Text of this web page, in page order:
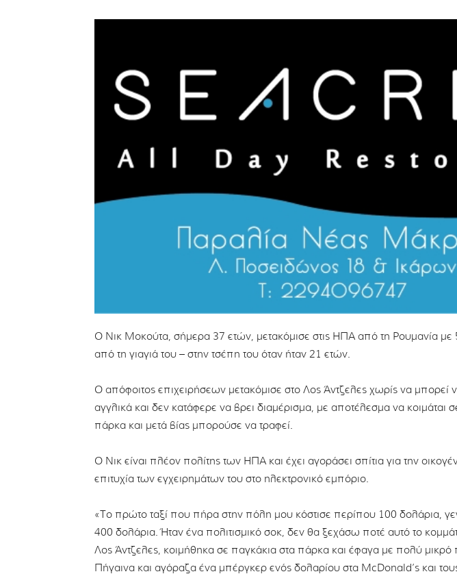
Ο Νικ Μοκούτα, σήμερα 37 ετών, μετακόμισε στις ΗΠΑ από τη Ρουμανία
από τη γιαγιά του – στην τσέπη του όταν ήταν 21 ετών.
Ο απόφοιτος επιχειρήσεων μετακόμισε στο Λος Άντζελες χωρίς να μπορεί
αγγλικά και δεν κατάφερε να βρει διαμέρισμα, με αποτέλεσμα να κοιμάται
πάρκα και μετά βίας μπορούσε να τραφεί.
Ο Νικ είναι πλέον πολίτης των ΗΠΑ και έχει αγοράσει σπίτια για την
επιτυχία των εγχειρημάτων του στο ηλεκτρονικό εμπόριο.
«Το πρώτο ταξί που πήρα στην πόλη μου κόστισε περίπου 100 δολάρια,
400 δολάρια. Ήταν ένα πολιτισμικό σοκ, δεν θα ξεχάσω ποτέ αυτό το
Λος Άντζελες, κοιμήθηκα σε παγκάκια στα πάρκα και έφαγα με πολύ μικρό
Πήγαινα και αγόραζα ένα μπέργκερ ενός δολαρίου στα McDonald’s και